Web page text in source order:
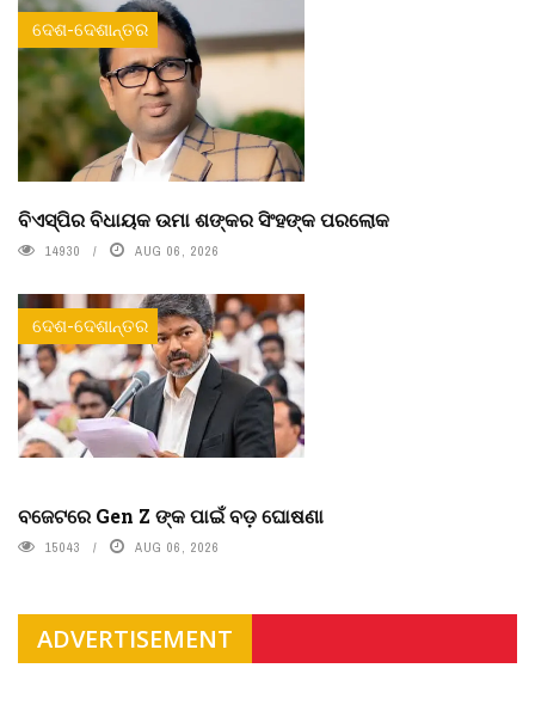
ଦେଶ-ଦେଶାନ୍ତର
ବିଏସ୍‌ପିର ବିଧାୟକ ଉମା ଶଙ୍କର ସିଂହଙ୍କ ପରଲୋକ
14930 AUG 06, 2026
ଦେଶ-ଦେଶାନ୍ତର
ବଜେଟରେ Gen Z ଙ୍କ ପାଇଁ ବଡ଼ ଘୋଷଣା
15043 AUG 06, 2026
ADVERTISEMENT